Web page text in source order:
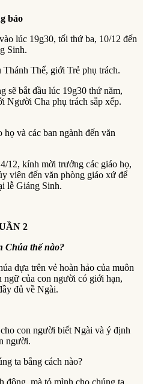
báo
lúc 19g30, tối thứ ba, 10/12 đến
Sinh.
Thể, giới Trẻ phụ trách.
sẽ bắt đầu lúc 19g30 thứ năm,
Người Cha phụ trách sắp xếp.
và các ban ngành đến văn
12, kính mời trưởng các giáo họ,
viên đến văn phòng giáo xứ để
lễ Giáng Sinh.
2
Chúa thế nào?
dựa trên vẻ hoàn hảo của muôn
của con người có giới hạn,
đủ về Ngài.
con người biết Ngài và ý định
người.
ta bằng cách nào?